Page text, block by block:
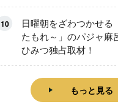
10
日曜朝をざわつかせる
たもれ～」のパジャ麻
ひみつ独占取材！
もっと見る